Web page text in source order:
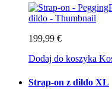
199,99 €
Dodaj do koszyka
Strap-on z dildo XL